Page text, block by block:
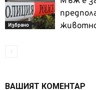
Избрано
ВАШИЯТ КОМЕНТАР